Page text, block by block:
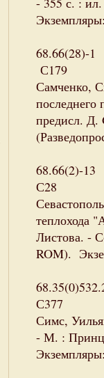
68.66(28)-1
С179
Самченко,
последнего
предисл. Д.
68.66(2)-13
С28
теплохода
Листова. -
ROM).
С377
Симс,
- М. :